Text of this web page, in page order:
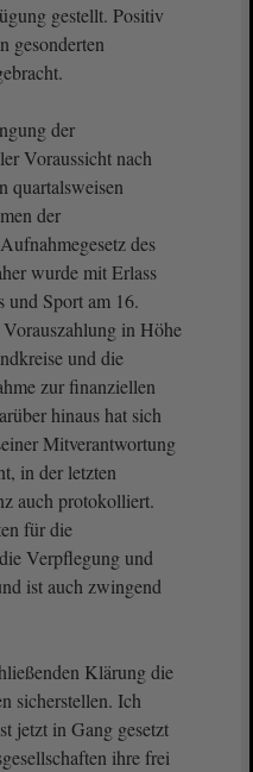
gestellt. Positiv
gesonderten
der
Voraussicht nach
quartalsweisen
der
des
wurde mit Erlass
und Sport am 16.
in Höhe
und die
zur finanziellen
hinaus hat sich
Mitverantwortung
in der letzten
auch protokolliert.
für die
Verpflegung und
ist auch zwingend
Klärung die
sicherstellen. Ich
jetzt in Gang gesetzt
ihre frei